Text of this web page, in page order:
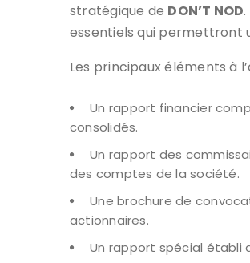
stratégique de DON’T NOD
essentiels qui permettront
Les principaux éléments à
Un rapport financier
consolidés.
Un rapport des
des comptes de la société.
Une brochure de
actionnaires.
Un rapport spécial établi